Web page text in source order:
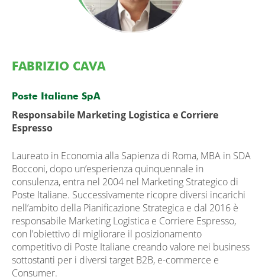
FABRIZIO CAVA
Poste Italiane SpA
Responsabile Marketing Logistica e Corriere
Espresso
Laureato in Economia alla Sapienza di Roma, MBA in SDA
Bocconi, dopo un’esperienza quinquennale in
consulenza, entra nel 2004 nel Marketing Strategico di
Poste Italiane. Successivamente ricopre diversi incarichi
nell’ambito della Pianificazione Strategica e dal 2016 è
responsabile Marketing Logistica e Corriere Espresso,
con l’obiettivo di migliorare il posizionamento
competitivo di Poste Italiane creando valore nei business
sottostanti per i diversi target B2B, e-commerce e
Consumer.